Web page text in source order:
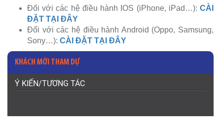
Đối với các hệ điều hành IOS (iPhone, iPad…): CÀI
ĐẶT TẠI ĐÂY
Đối với các hệ điều hành Android (Oppo, Samsung,
Sony…): CÀI ĐẶT TẠI ĐÂY
KHÁCH MỜI THAM DỰ
Ý KIẾN/TƯƠNG TÁC